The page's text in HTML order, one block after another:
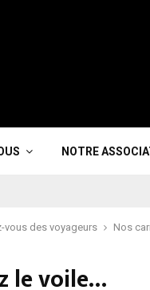
NOTRE
vous des voyageurs Nos
le voile…